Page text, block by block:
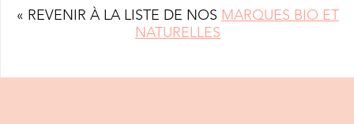
« REVENIR À LA LISTE DE NOS MARQUES BIO ET
NATURELLES